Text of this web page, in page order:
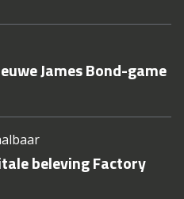
James Bond-game
beleving Factory